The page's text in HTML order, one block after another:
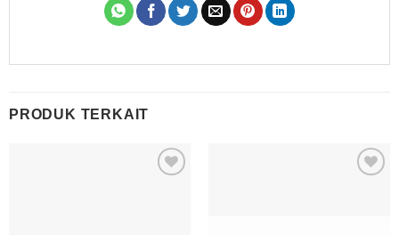
PRODUK TERKAIT